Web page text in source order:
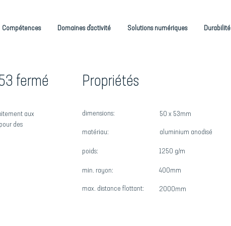
Compétences Domaines d'activité Solutions numériques Durabilité
aux
des
fermé Propriétés
dimensions:
matériau:
poids:
min. rayon:
max. distance flottant:
50 x 53mm
aluminium anodisé
1250 g/m
400mm
2000mm